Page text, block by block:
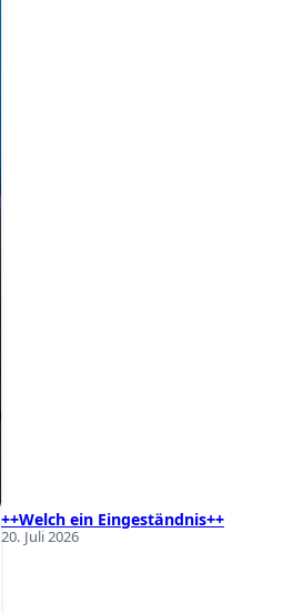
++Welch ein Eingeständnis++
20. Juli 2026